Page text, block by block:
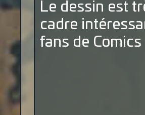
Le dessin est
cadre
fans de